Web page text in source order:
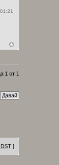
1 от 1
DST ]